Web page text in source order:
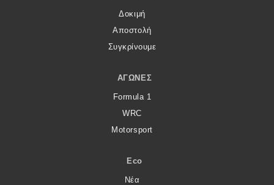
Δοκιμή
Αποστολή
Συγκρίνουμε
ΑΓΏΝΕΣ
Formula 1
WRC
Motorsport
Eco
Νέα